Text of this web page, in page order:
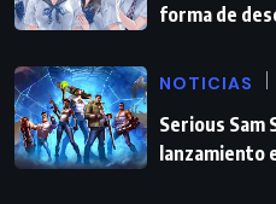
forma de
NOTICIAS
Serious Sam
lanzamiento